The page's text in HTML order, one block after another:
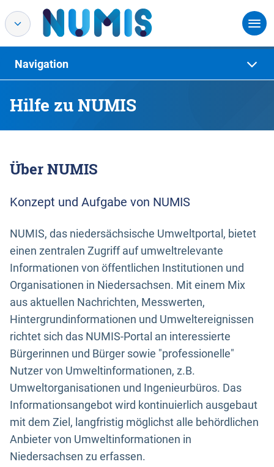
Hilfe zu NUMIS
Navigation
Über NUMIS
Konzept und Aufgabe von NUMIS
NUMIS, das niedersächsische Umweltportal, bietet
einen zentralen Zugriff auf umweltrelevante
Informationen von öffentlichen Institutionen und
Organisationen in Niedersachsen. Mit einem Mix
aus aktuellen Nachrichten, Messwerten,
Hintergrundinformationen und Umweltereignissen
richtet sich das NUMIS-Portal an interessierte
Bürgerinnen und Bürger sowie "professionelle"
Nutzer von Umweltinformationen, z.B.
Umweltorganisationen und Ingenieurbüros. Das
Informationsangebot wird kontinuierlich ausgebaut
mit dem Ziel, langfristig möglichst alle behördlichen
Anbieter von Umweltinformationen in
Niedersachsen zu erfassen.